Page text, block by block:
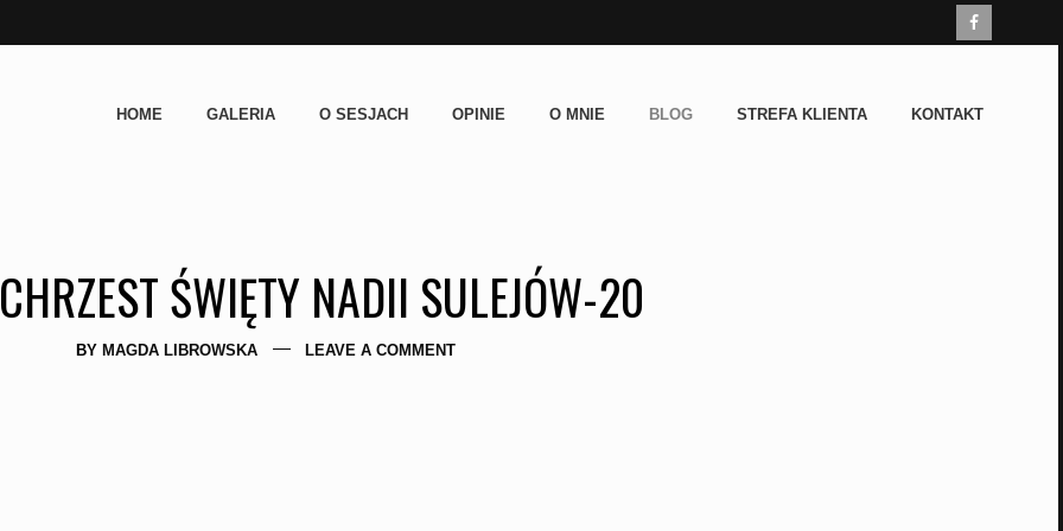
HOME GALERIA O SESJACH OPINIE O MNIE BLOG STREFA KLIENTA KONTAKT
ŚWIĘTY NADII SULEJÓW-20
BY MAGDA LIBROWSKA LEAVE A COMMENT